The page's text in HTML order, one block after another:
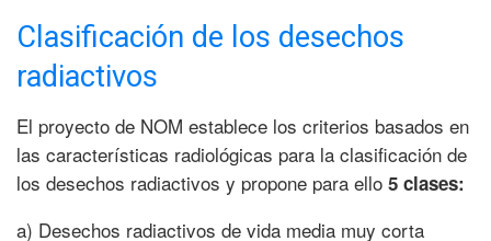
Clasificación de los desechos
radiactivos
El proyecto de NOM establece los criterios basados en
las características radiológicas para la clasificación de
los desechos radiactivos y propone para ello 5 clases:
a) Desechos radiactivos de vida media muy corta